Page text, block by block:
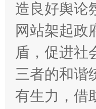
造良好舆论
网站架起政
盾，促进社
三者的和谐
有生力，借